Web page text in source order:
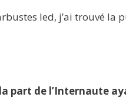
led, j’ai trouvé la
part de l’Internaute